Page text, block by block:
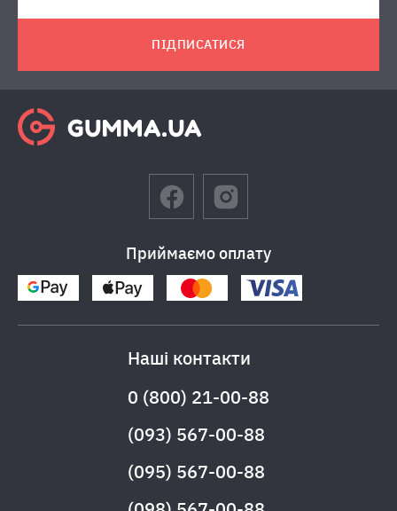
ПІДПИСАТИСЯ
Приймаємо оплату
Наші контакти
0 (800) 21-00-88
(093) 567-00-88
(095) 567-00-88